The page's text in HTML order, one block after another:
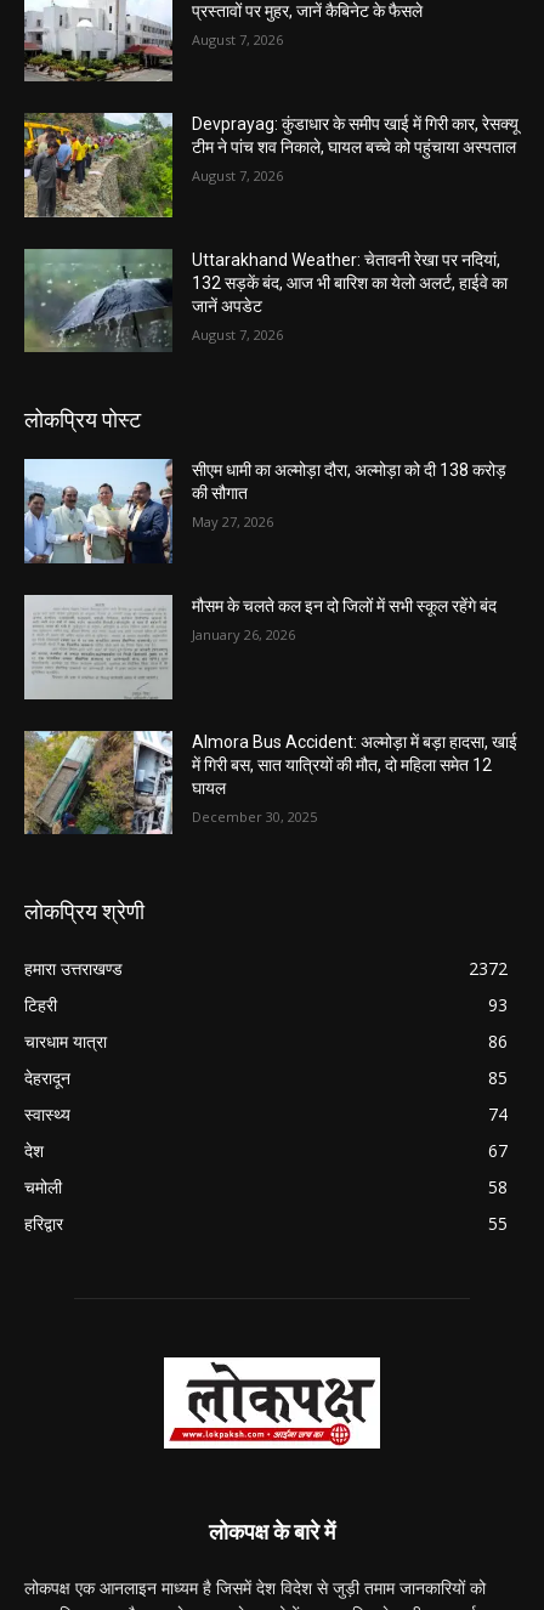
प्रस्तावों पर मुहर, जानें कैबिनेट के फैसले
August 7, 2026
Devprayag: कुंडाधार के समीप खाई में गिरी कार, रेसक्यू
टीम ने पांच शव निकाले, घायल बच्चे को पहुंचाया अस्पताल
August 7, 2026
Uttarakhand Weather: चेतावनी रेखा पर नदियां,
132 सड़कें बंद, आज भी बारिश का येलो अलर्ट, हाईवे का
जानें अपडेट
August 7, 2026
लोकप्रिय पोस्ट
सीएम धामी का अल्मोड़ा दौरा, अल्मोड़ा को दी 138 करोड़
की सौगात
May 27, 2026
मौसम के चलते कल इन दो जिलों में सभी स्कूल रहेंगे बंद
January 26, 2026
Almora Bus Accident: अल्मोड़ा में बड़ा हादसा, खाई
में गिरी बस, सात यात्रियों की मौत, दो महिला समेत 12
घायल
December 30, 2025
लोकप्रिय श्रेणी
हमारा उत्तराखण्ड
2372
टिहरी
93
चारधाम यात्रा
86
देहरादून
85
स्वास्थ्य
74
देश
67
चमोली
58
हरिद्वार
55
लोकपक्ष के बारे में
लोकपक्ष एक आनलाइन माध्यम है जिसमें देश विदेश से जुड़ी तमाम जानकारियों को